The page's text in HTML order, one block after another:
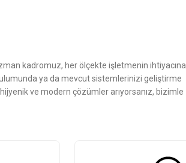
kadromuz, her ölçekte işletmenin ihtiyacına
ya da mevcut sistemlerinizi geliştirme
ve modern çözümler arıyorsanız, bizimle